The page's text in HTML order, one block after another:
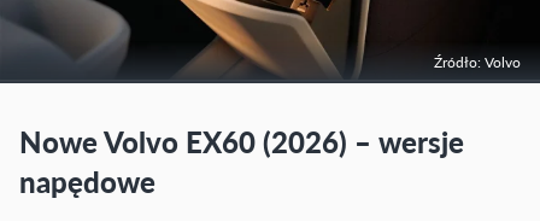
Źródło: Volvo
Nowe Volvo EX60 (2026) – wersje
napędowe